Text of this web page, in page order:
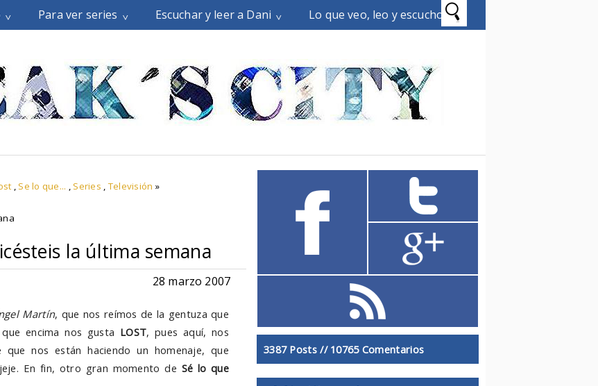
Para ver series Escuchar y leer a Dani Lo que veo, leo y escucho
, Se lo que... , Series ,Televisión »
la última semana
28 marzo 2007
Martín, que nos reímos de la gentuza que
encima nos gusta LOST, pues aquí, nos
nos están haciendo un homenaje, que
En fin, otro gran momento de Sé lo que
3387 Posts // 10765 Comentarios